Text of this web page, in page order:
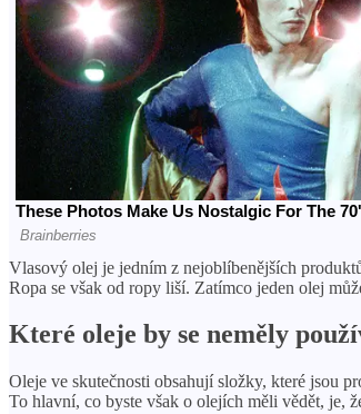
Vlasový olej je jedním z nejoblíbenějších
Ropa se však od ropy liší. Zatímco jeden olej
Které oleje by se neměly
Oleje ve skutečnosti obsahují složky, které jsou
To hlavní, co byste však o olejích měli vědět, je,